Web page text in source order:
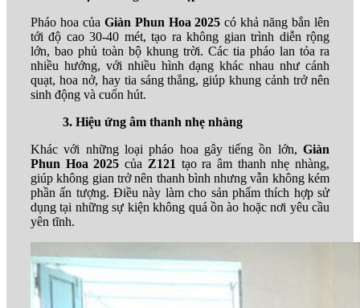
Pháo hoa của Giàn Phun Hoa 2025 có khả năng bắn lên
tới độ cao 30-40 mét, tạo ra không gian trình diễn rộng
lớn, bao phủ toàn bộ khung trời. Các tia pháo lan tỏa ra
nhiều hướng, với nhiều hình dạng khác nhau như cánh
quạt, hoa nở, hay tia sáng thẳng, giúp khung cảnh trở nên
sinh động và cuốn hút.
3. Hiệu ứng âm thanh nhẹ nhàng
Khác với những loại pháo hoa gây tiếng ồn lớn, Giàn
Phun Hoa 2025 của Z121tạo ra âm thanh nhẹ nhàng,
giúp không gian trở nên thanh bình nhưng vẫn không kém
phần ấn tượng. Điều này làm cho sản phẩm thích hợp sử
dụng tại những sự kiện không quá ồn ào hoặc nơi yêu cầu
yên tĩnh.